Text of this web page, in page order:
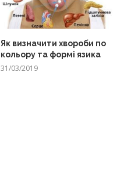
Як визначити хвороби по
кольору та формі язика
31/03/2019